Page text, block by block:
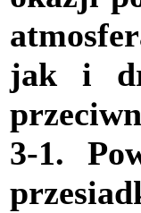
jak i
3-1.